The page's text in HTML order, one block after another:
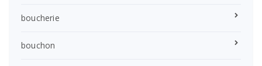
boucherie
bouchon